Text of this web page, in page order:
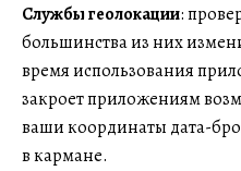
Службы геолокации:
большинства из них
время использования
закроет приложениям
ваши координаты дата-
в кармане.